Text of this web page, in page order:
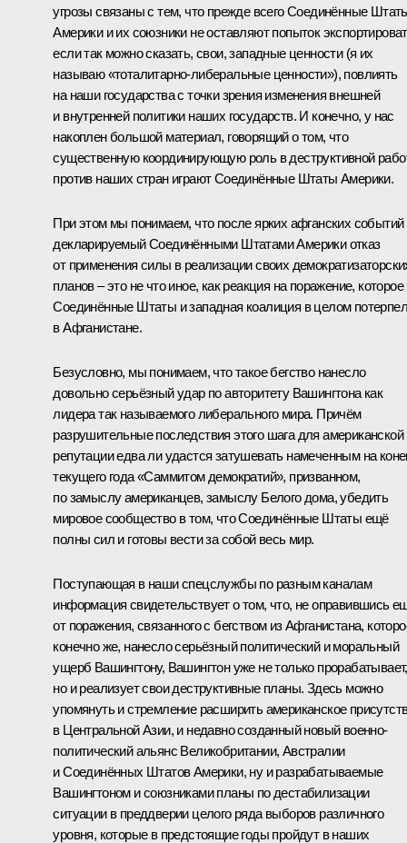
угрозы связаны с тем, что прежде всего Соединённые
Америки и их союзники не оставляют попыток
если так можно сказать, свои, западные ценности (я их
называю «тоталитарно-либеральные ценности»), повлиять
на наши государства с точки зрения изменения внешней
и внутренней политики наших государств. И конечно, у нас
накоплен большой материал, говорящий о том, что
существенную координирующую роль в деструктивной
против наших стран играют Соединённые Штаты Америки.
При этом мы понимаем, что после ярких афганских событий
декларируемый Соединёнными Штатами Америки отказ
от применения силы в реализации своих
планов – это не что иное, как реакция на поражение, которое
Соединённые Штаты и западная коалиция в целом
в Афганистане.
Безусловно, мы понимаем, что такое бегство нанесло
довольно серьёзный удар по авторитету Вашингтона как
лидера так называемого либерального мира. Причём
разрушительные последствия этого шага для американской
репутации едва ли удастся затушевать намеченным на
текущего года «Саммитом демократий», призванном,
по замыслу американцев, замыслу Белого дома, убедить
мировое сообщество в том, что Соединённые Штаты ещё
полны сил и готовы вести за собой весь мир.
Поступающая в наши спецслужбы по разным каналам
информация свидетельствует о том, что, не оправившись
от поражения, связанного с бегством из Афганистана,
конечно же, нанесло серьёзный политический и моральный
ущерб Вашингтону, Вашингтон уже не только прорабатывает,
но и реализует свои деструктивные планы. Здесь можно
упомянуть и стремление расширить американское
в Центральной Азии, и недавно созданный новый военно-
политический альянс Великобритании, Австралии
и Соединённых Штатов Америки, ну и разрабатываемые
Вашингтоном и союзниками планы по дестабилизации
ситуации в преддверии целого ряда выборов различного
уровня, которые в предстоящие годы пройдут в наших